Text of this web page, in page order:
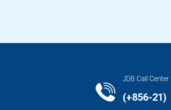
JDB Call Center
(+856-21)